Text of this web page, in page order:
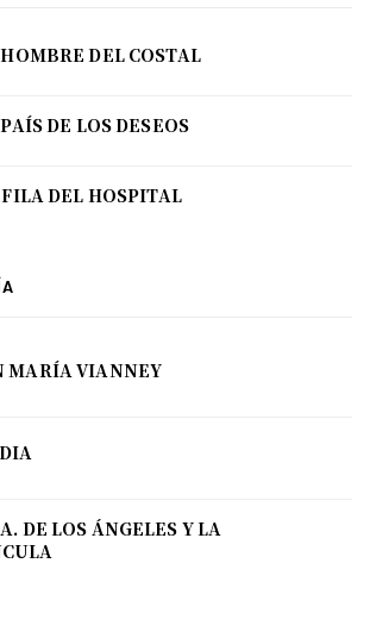
DEL COSTAL
DE LOS DESEOS
DEL HOSPITAL
MARÍA VIANNEY
DE LOS ÁNGELES Y LA